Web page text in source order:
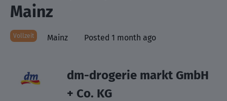
Mainz
Vollzeit Mainz Posted 1 month ago
dm-drogerie markt GmbH
+ Co. KG